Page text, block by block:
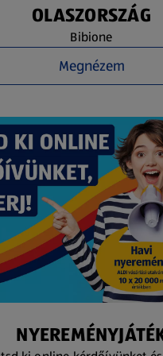
OLASZORSZÁG
Bibione
Megnézem